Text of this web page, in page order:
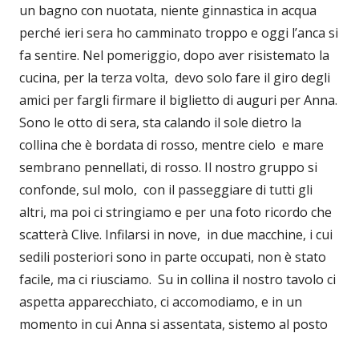
un bagno con nuotata, niente ginnastica in acqua
perché ieri sera ho camminato troppo e oggi l’anca si
fa sentire. Nel pomeriggio, dopo aver risistemato la
cucina, per la terza volta, devo solo fare il giro degli
amici per fargli firmare il biglietto di auguri per Anna.
Sono le otto di sera, sta calando il sole dietro la
collina che è bordata di rosso, mentre cielo e mare
sembrano pennellati, di rosso. Il nostro gruppo si
confonde, sul molo, con il passeggiare di tutti gli
altri, ma poi ci stringiamo e per una foto ricordo che
scatterà Clive. Infilarsi in nove, in due macchine, i cui
sedili posteriori sono in parte occupati, non è stato
facile, ma ci riusciamo. Su in collina il nostro tavolo ci
aspetta apparecchiato, ci accomodiamo, e in un
momento in cui Anna si assentata, sistemo al posto